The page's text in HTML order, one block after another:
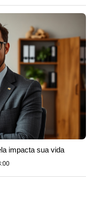
impacta sua vida